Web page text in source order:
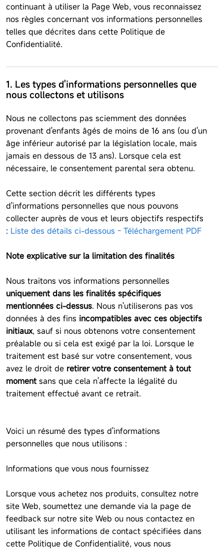
continuant à utiliser la Page Web, vous reconnaissez
nos règles concernant vos informations personnelles
telles que décrites dans cette Politique de
Confidentialité.
1. Les types d'informations personnelles que
nous collectons et utilisons
Nous ne collectons pas sciemment des données
provenant d'enfants âgés de moins de 16 ans (ou d'un
âge inférieur autorisé par la législation locale, mais
jamais en dessous de 13 ans). Lorsque cela est
nécessaire, le consentement parental sera obtenu.
Cette section décrit les différents types
d'informations personnelles que nous pouvons
collecter auprès de vous et leurs objectifs respectifs
: Liste des détails ci-dessous - Téléchargement PDF
Note explicative sur la limitation des finalités
Nous traitons vos informations personnelles
uniquement dans les finalités spécifiques
mentionnées ci-dessus. Nous n'utiliserons pas vos
données à des fins incompatibles avec ces objectifs
initiaux, sauf si nous obtenons votre consentement
préalable ou si cela est exigé par la loi. Lorsque le
traitement est basé sur votre consentement, vous
avez le droit de retirer votre consentement à tout
moment sans que cela n'affecte la légalité du
traitement effectué avant ce retrait.
Voici un résumé des types d'informations
personnelles que nous utilisons :
Informations que vous nous fournissez
Lorsque vous achetez nos produits, consultez notre
site Web, soumettez une demande via la page de
feedback sur notre site Web ou nous contactez en
utilisant les informations de contact spécifiées dans
cette Politique de Confidentialité, vous nous